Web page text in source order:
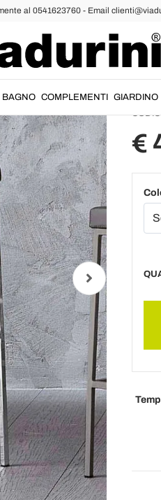
al 0541623760 - Email
BAGNO COMPLEMENTI GIARDINO
€